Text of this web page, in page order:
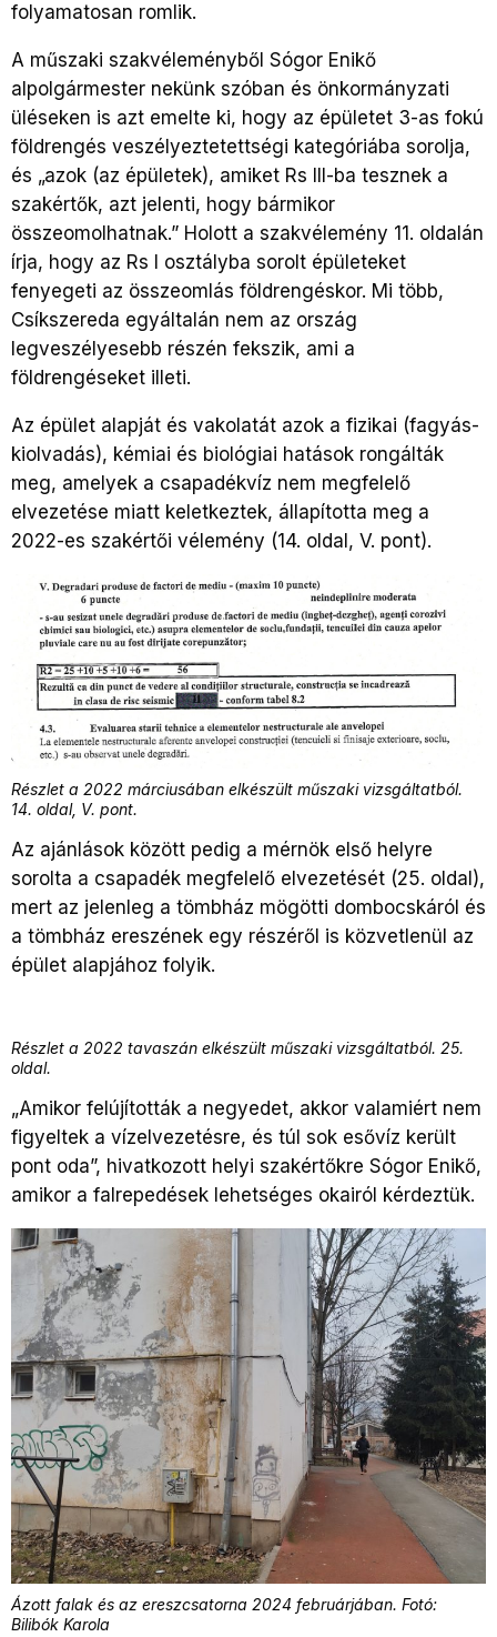
folyamatosan romlik.
A műszaki szakvéleményből Sógor Enikő
alpolgármester nekünk szóban és önkormányzati
üléseken is azt emelte ki, hogy az épületet 3-as fokú
földrengés veszélyeztetettségi kategóriába sorolja,
és „azok (az épületek), amiket Rs III-ba tesznek a
szakértők, azt jelenti, hogy bármikor
összeomolhatnak.” Holott a szakvélemény 11. oldalán
írja, hogy az Rs I osztályba sorolt épületeket
fenyegeti az összeomlás földrengéskor. Mi több,
Csíkszereda egyáltalán nem az ország
legveszélyesebb részén fekszik, ami a
földrengéseket illeti.
Az épület alapját és vakolatát azok a fizikai (fagyás-
kiolvadás), kémiai és biológiai hatások rongálták
meg, amelyek a csapadékvíz nem megfelelő
elvezetése miatt keletkeztek, állapította meg a
2022-es szakértői vélemény (14. oldal, V. pont).
Részlet a 2022 márciusában elkészült műszaki vizsgáltatból.
14. oldal, V. pont.
Az ajánlások között pedig a mérnök első helyre
sorolta a csapadék megfelelő elvezetését (25. oldal),
mert az jelenleg a tömbház mögötti dombocskáról és
a tömbház ereszének egy részéről is közvetlenül az
épület alapjához folyik.
Részlet a 2022 tavaszán elkészült műszaki vizsgáltatból. 25.
oldal.
„Amikor felújították a negyedet, akkor valamiért nem
figyeltek a vízelvezetésre, és túl sok esővíz került
pont oda”, hivatkozott helyi szakértőkre Sógor Enikő,
amikor a falrepedések lehetséges okairól kérdeztük.
Ázott falak és az ereszcsatorna 2024 februárjában. Fotó:
Bilibók Karola